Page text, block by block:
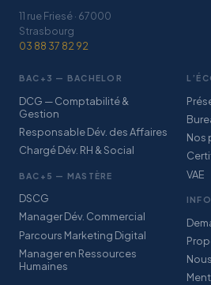
11 rue Friesé · 67000
Strasbourg
03 88 37 82 92
BAC+3 — BACHELOR
DCG — Comptabilité &
Gestion
Responsable Dév. des Affaires
Chargé Dév. RH & Social
BAC+5 — MASTÈRE
DSCG
Manager Dév. Commercial
Parcours Marketing Digital
Manager en Ressources
Humaines
Nos
VAE